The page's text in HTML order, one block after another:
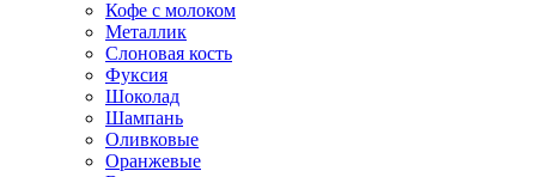
Кофе с молоком
Металлик
Слоновая кость
Фуксия
Шоколад
Шампань
Оливковые
Оранжевые